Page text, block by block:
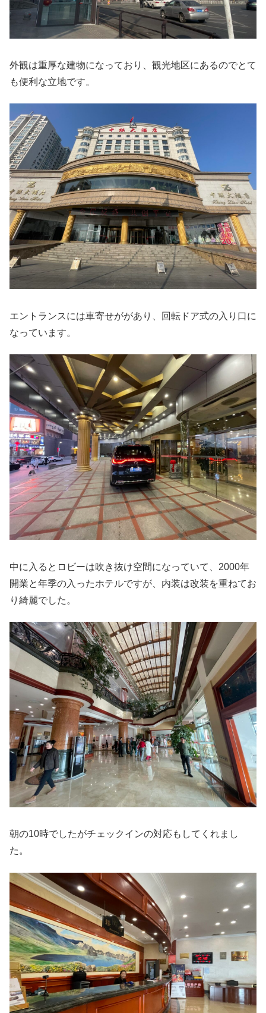
外観は重厚な建物になっており、観光地区にあるのでとて
も便利な立地です。
エントランスには車寄せががあり、回転ドア式の入り口に
なっています。
中に入るとロビーは吹き抜け空間になっていて、2000年
開業と年季の入ったホテルですが、内装は改装を重ねてお
り綺麗でした。
朝の10時でしたがチェックインの対応もしてくれまし
た。